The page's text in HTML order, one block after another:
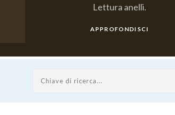
Lettura anelli.
APPROFONDISCI